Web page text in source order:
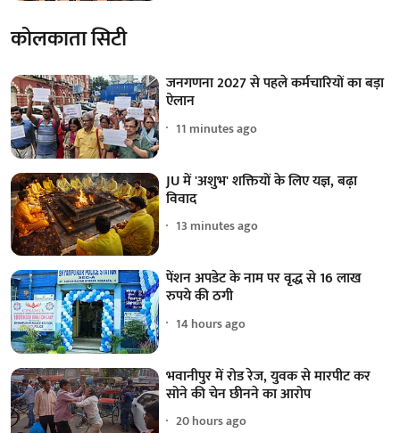
कोलकाता सिटी
जनगणना 2027 से पहले कर्मचारियों का बड़ा
ऐलान
11 minutes ago
JU में 'अशुभ' शक्तियों के लिए यज्ञ, बढ़ा
विवाद
13 minutes ago
पेंशन अपडेट के नाम पर वृद्ध से 16 लाख
रुपये की ठगी
14 hours ago
भवानीपुर में रोड रेज, युवक से मारपीट कर
सोने की चेन छीनने का आरोप
20 hours ago